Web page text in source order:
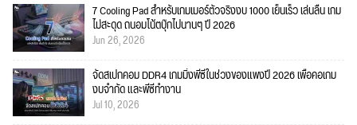
7 Cooling Pad สำหรับเกมเมอร์ตัวจริงงบ 1000 เย็นเร็ว เล่นลื่น เกม
ไม่สะดุด ถนอมโน้ตบุ๊กไปนานๆ ปี 2026
Jun 26, 2026
จัดสเปกคอม DDR4 เกมมิ่งพีซีในช่วงของแพงปี 2026 เพื่อคอเกม
งบจำกัด และพีซีทำงาน
Jul 10, 2026